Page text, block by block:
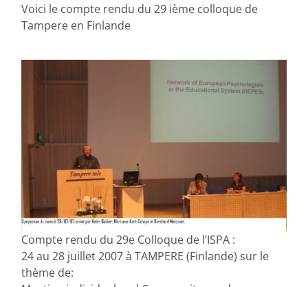
Voici le compte rendu du 29 ième colloque de
Tampere en Finlande
Compte rendu du 29e Colloque de l’ISPA :
24 au 28 juillet 2007 à TAMPERE (Finlande) sur le
thème de: